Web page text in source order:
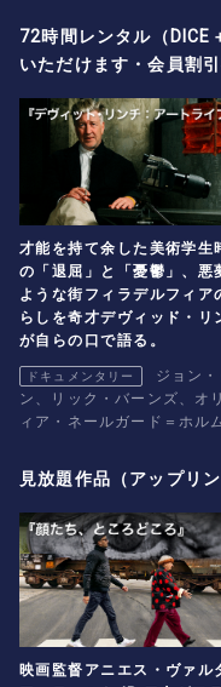
出す。
72時間レンタル（DICE
いただけます・会員割引
才能を持て余した美術学生
の「退屈」と「憂鬱」、悪
ような街フィラデルフィア
らしを奇才デヴィッド・リ
が自らの口で語る。
ドキュメンタリー
ジョン
ン、リック・バーンズ、オ
ィア・ネールガード＝ホル
見放題作品（アップリ
映画監督アニエス・ヴァル